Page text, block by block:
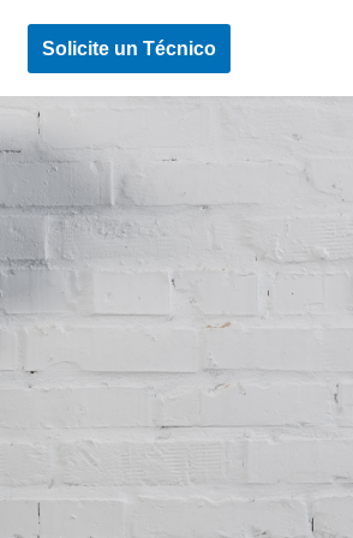
Solicite un Técnico